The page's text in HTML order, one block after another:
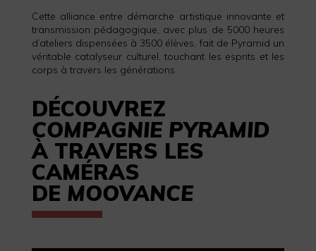
Cette alliance entre démarche artistique innovante et
transmission pédagogique, avec plus de 5000 heures
d’ateliers dispensées à 3500 élèves, fait de Pyramid un
véritable catalyseur culturel, touchant les esprits et les
corps à travers les générations.
DÉCOUVREZ
COMPAGNIE PYRAMID
À TRAVERS LES
CAMÉRAS
DE MOOVANCE